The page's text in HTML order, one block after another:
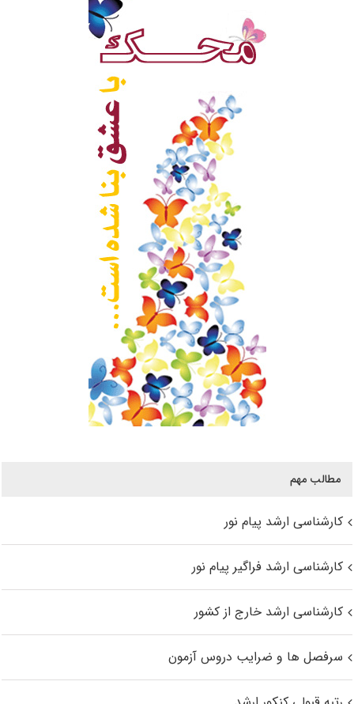
مطالب مهم
کارشناسی ارشد پیام نور
کارشناسی ارشد فراگیر پیام نور
کارشناسی ارشد خارج از کشور
سرفصل ها و ضرایب دروس آزمون